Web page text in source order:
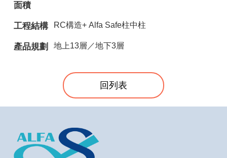
面積
工程結構 RC構造+ Alfa Safe柱中柱
產品規劃 地上13層／地下3層
回列表